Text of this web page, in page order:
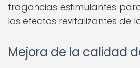
fragancias estimulantes
los efectos revitalizantes de
Mejora de la calidad